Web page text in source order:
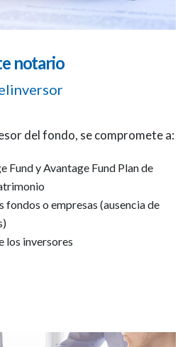
notario
del fondo, se compromete a:
Fund y Avantage Fund Plan de
o empresas (ausencia de
los inversores